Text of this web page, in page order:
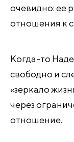
очевидно: ее
отношения к
Когда-то
свободно и
«зеркало
через
отношение.